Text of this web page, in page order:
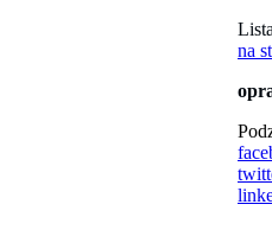
na